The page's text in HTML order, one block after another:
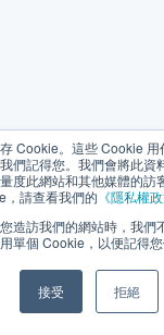
Cookie。這些 Cookie
們記得您。我們會將此資
度此網站和其他媒體的訪
，請查看我們的 《隱私權政
造訪我們的網站時，我們
單個 Cookie，以便記得您
接受 拒絕